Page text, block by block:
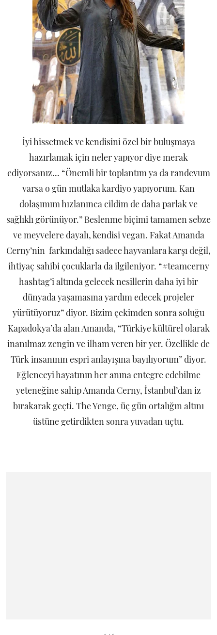
İyi hissetmek ve kendisini özel bir buluşmaya
hazırlamak için neler yapıyor diye merak
ediyorsanız... “Önemli bir toplantım ya da randevum
varsa o gün mutlaka kardiyo yapıyorum. Kan
dolaşımım hızlanınca cildim de daha parlak ve
sağlıklı görünüyor.” Beslenme biçimi tamamen sebze
ve meyvelere dayalı, kendisi vegan. Fakat Amanda
Cerny’nin farkındalığı sadece hayvanlara karşı değil,
ihtiyaç sahibi çocuklarla da ilgileniyor. “#teamcerny
hashtag’i altında gelecek nesillerin daha iyi bir
dünyada yaşamasına yardım edecek projeler
yürütüyoruz” diyor. Bizim çekimden sonra soluğu
Kapadokya’da alan Amanda, “Türkiye kültürel olarak
inanılmaz zengin ve ilham veren bir yer. Özellikle de
Türk insanının espri anlayışına bayılıyorum” diyor.
Eğlenceyi hayatının her anına entegre edebilme
yeteneğine sahip Amanda Cerny, İstanbul’dan iz
bırakarak geçti. The Yenge, üç gün ortalığın altını
üstüne getirdikten sonra yuvadan uçtu.